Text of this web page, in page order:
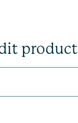
product